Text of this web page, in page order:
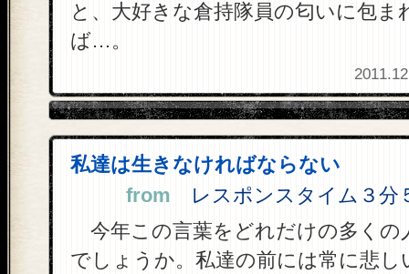
と、大好きな倉持隊員の匂いに包ま
ば…。
私達は生きなければならない
from レスポンスタイム３分
今年この言葉をどれだけの多くの
でしょうか。私達の前には常に悲し